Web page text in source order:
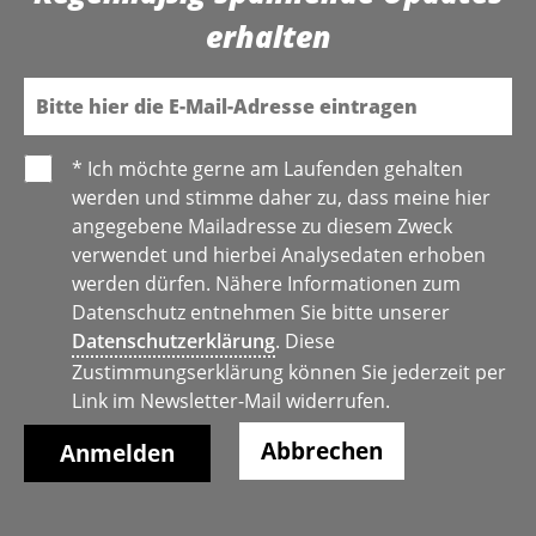
erhalten
E-Mail
* Ich möchte gerne am Laufenden gehalten
werden und stimme daher zu, dass meine hier
angegebene Mailadresse zu diesem Zweck
verwendet und hierbei Analysedaten erhoben
werden dürfen. Nähere Informationen zum
Datenschutz entnehmen Sie bitte unserer
Datenschutzerklärung. Diese
Zustimmungserklärung können Sie jederzeit per
Link im Newsletter-Mail widerrufen.
Abbrechen